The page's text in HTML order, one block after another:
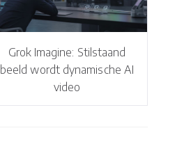
Grok Imagine: Stilstaand
beeld wordt dynamische AI
video